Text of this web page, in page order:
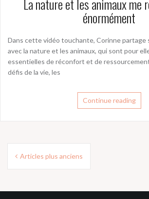
La nature et les animaux me
énormément
Dans cette vidéo touchante, Corinne partage
avec la nature et les animaux, qui sont pour
essentielles de réconfort et de
défis de la vie, les
Continue reading
Navigation
Articles plus anciens